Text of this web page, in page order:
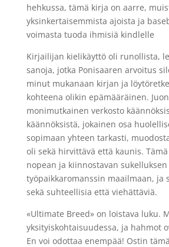
hehkussa, tämä kirja on aarre,
yksinkertaisemmista ajoista ja
voimasta tuoda ihmisiä kindlelle
Kirjailijan kielikäyttö oli runollista,
sanoja, jotka Ponisaaren arvoitus
minut mukanaan kirjan ja
kohteena olikin epämääräinen.
monimutkainen verkosto
käännöksistä, jokainen osa
sopimaan yhteen tarkasti,
oli sekä hirvittävä että kaunis.
nopean ja kiinnostavan sukelluksen
työpaikkaromanssin maailmaan, ja
sekä suhteellisia että viehättäviä.
«Ultimate Breed» on loistava luku.
yksityiskohtaisuudessa, ja hahmot
En voi odottaa enempää! Ostin